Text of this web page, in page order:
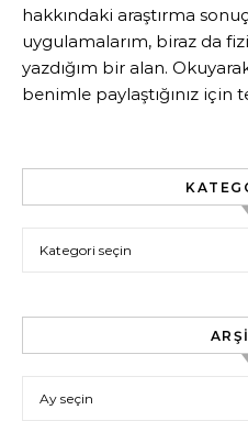
hakkındaki araştırma
uygulamalarım, biraz da
yazdığım bir alan.
benimle paylaştığınız için